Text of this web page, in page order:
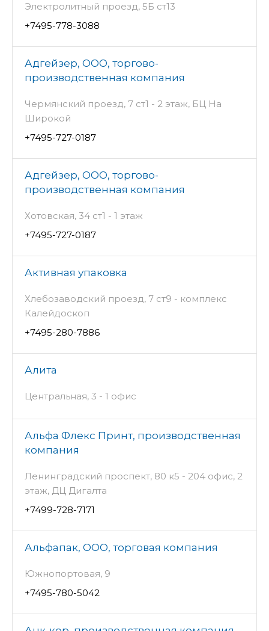
Электролитный проезд, 5Б ст13
+7495-778-3088
Адгейзер, ООО, торгово-
производственная компания
Чермянский проезд, 7 ст1 - 2 этаж, БЦ На
Широкой
+7495-727-0187
Адгейзер, ООО, торгово-
производственная компания
Хотовская, 34 ст1 - 1 этаж
+7495-727-0187
Активная упаковка
Хлебозаводский проезд, 7 ст9 - комплекс
Калейдоскоп
+7495-280-7886
Алита
Центральная, 3 - 1 офис
Альфа Флекс Принт, производственная
компания
Ленинградский проспект, 80 к5 - 204 офис, 2
этаж, ДЦ Дигалта
+7499-728-7171
Альфапак, ООО, торговая компания
Южнопортовая, 9
+7495-780-5042